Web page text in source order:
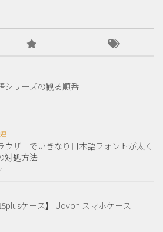
シリーズの観る順番
ウザーでいきなり日本語フォントが太く
対処方法
ケース】 Uovon スマホケース